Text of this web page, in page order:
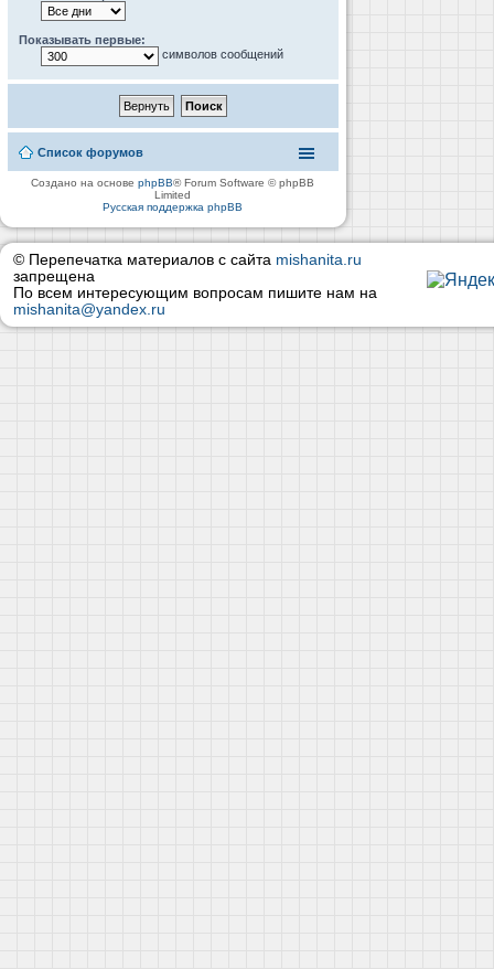
Показывать первые:
символов сообщений
Список форумов
Создано на основеphpBB® Forum Software © phpBB
Limited
Русская поддержка phpBB
© Перепечатка материалов с сайта mishanita.ru
запрещена
По всем интересующим вопросам пишите нам на
mishanita@yandex.ru